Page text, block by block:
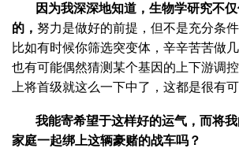
因为我深深地知道，生物学研究不
的， 努力是做好的前提，但不是充分条
比如有时候你筛选突变体，辛辛苦苦做
也有可能偶然猜测某个基因的上下游调
上将首级就这么一下中了，这都是很有可
我能寄希望于这样好的运气，而将
家庭一起绑上这辆豪赌的战车吗？